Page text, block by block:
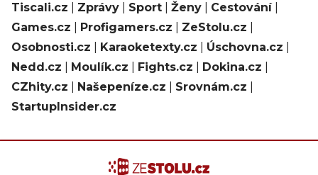
Tiscali.cz Zprávy Sport Ženy Cestování|
Games.cz
Profigamers.cz ZeStolu.cz
Osobnosti.cz
Karaoketexty.cz Úschovna.cz
Nedd.cz
Moulík.cz Fights.cz Dokina.cz
CZhity.cz
Našepeníze.cz Srovnám.cz
StartupInsider.cz